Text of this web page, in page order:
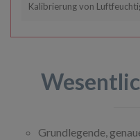
Kalibrierung von
Grundlegende,